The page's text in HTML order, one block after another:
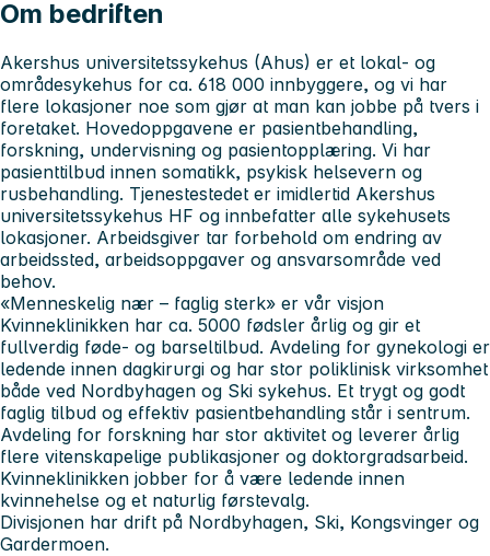
Om bedriften
Akershus universitetssykehus (Ahus) er et lokal- og
områdesykehus for ca. 618 000 innbyggere, og vi har
flere lokasjoner noe som gjør at man kan jobbe på tvers i
foretaket. Hovedoppgavene er pasientbehandling,
forskning, undervisning og pasientopplæring. Vi har
pasienttilbud innen somatikk, psykisk helsevern og
rusbehandling. Tjenestestedet er imidlertid Akershus
universitetssykehus HF og innbefatter alle sykehusets
lokasjoner. Arbeidsgiver tar forbehold om endring av
arbeidssted, arbeidsoppgaver og ansvarsområde ved
behov.
«Menneskelig nær – faglig sterk» er vår visjon
Kvinneklinikken har ca. 5000 fødsler årlig og gir et
fullverdig føde- og barseltilbud. Avdeling for gynekologi er
ledende innen dagkirurgi og har stor poliklinisk virksomhet
både ved Nordbyhagen og Ski sykehus. Et trygt og godt
faglig tilbud og effektiv pasientbehandling står i sentrum.
Avdeling for forskning har stor aktivitet og leverer årlig
flere vitenskapelige publikasjoner og doktorgradsarbeid.
Kvinneklinikken jobber for å være ledende innen
kvinnehelse og et naturlig førstevalg.
Divisjonen har drift på Nordbyhagen, Ski, Kongsvinger og
Gardermoen.